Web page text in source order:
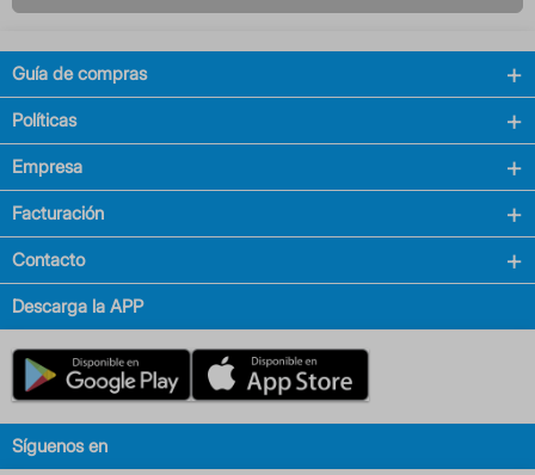
Guía de compras
Políticas
Empresa
Facturación
Contacto
Descarga la APP
Síguenos en